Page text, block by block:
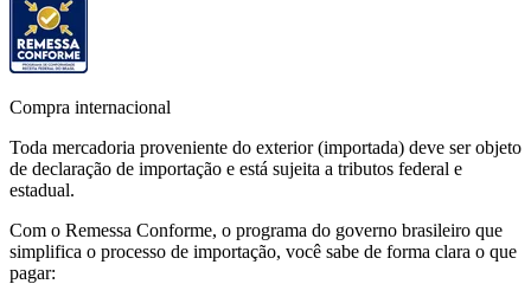
Compra internacional
Toda mercadoria proveniente do exterior (importada) deve ser objeto
de declaração de importação e está sujeita a tributos federal e
estadual.
Com o Remessa Conforme, o programa do governo brasileiro que
simplifica o processo de importação, você sabe de forma clara o que
pagar: